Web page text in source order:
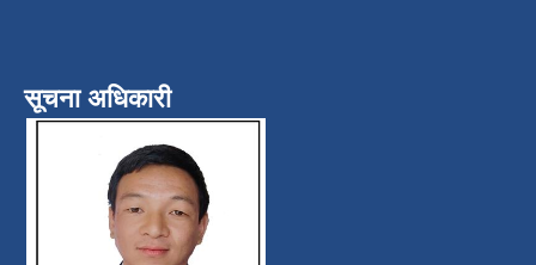
सूचना अधिकारी